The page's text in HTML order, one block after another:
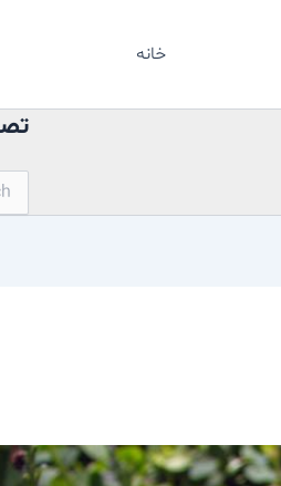
خانه
برای: